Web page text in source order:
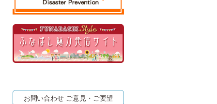
お問い合わせ ご意見・ご要望